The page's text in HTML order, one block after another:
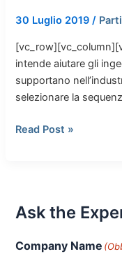
30 Luglio 2019/
intende aiutare gli
supportano
selezionare la
Read Post »
Ask the
Company Name